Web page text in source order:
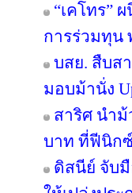
“เคโทร”
การร่วมทุน
บสย. สืบส
มอบม้านั่ง
สาริศ นำม้
บาท ที่ฟีนิก
ดิสนีย์ จับ